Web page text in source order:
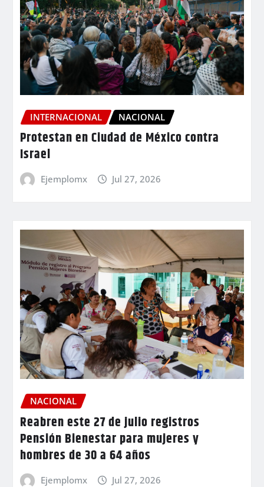
INTERNACIONAL NACIONAL
Protestan en Ciudad de México contra
Israel
Ejemplomx Jul 27, 2026
NACIONAL
Reabren este 27 de julio registros
Pensión Bienestar para mujeres y
hombres de 30 a 64 años
Ejemplomx Jul 27, 2026